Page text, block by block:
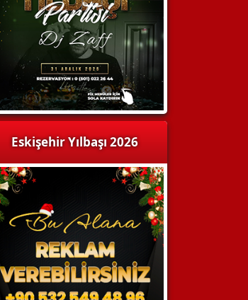
Eskişehir Yılbaşı 2026